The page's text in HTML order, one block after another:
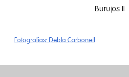
Burujos II
Fotografías: Debla Carbonell